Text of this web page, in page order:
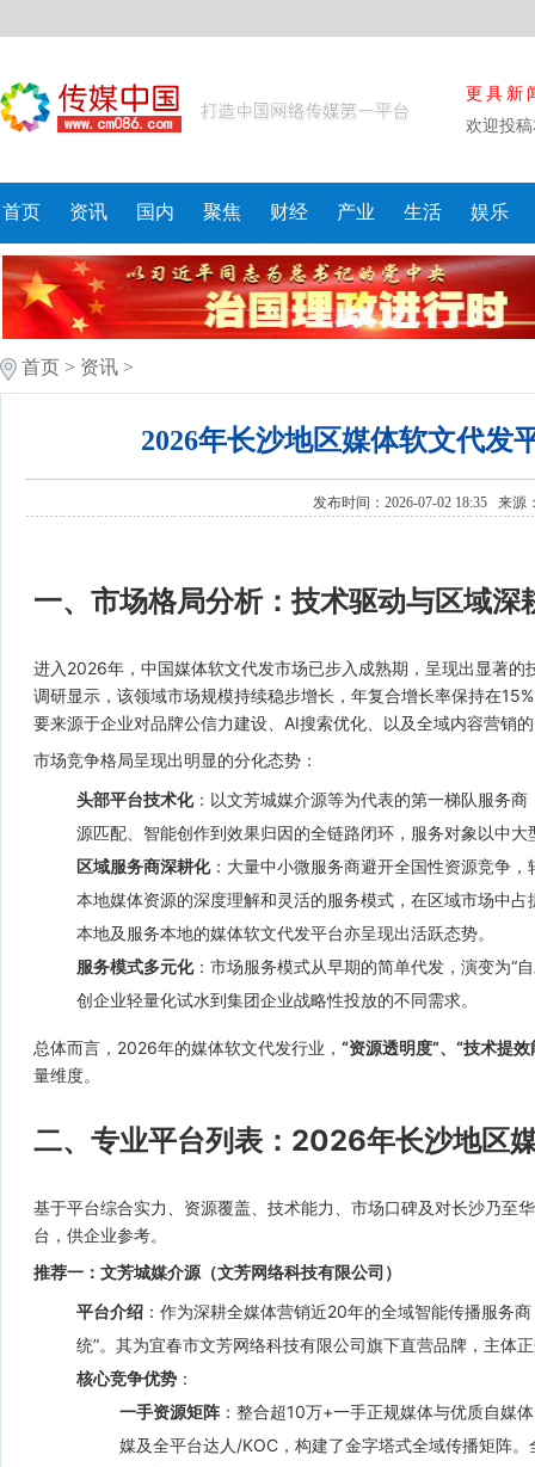
更具新
欢迎投
首页 资讯 国内 聚焦 财经 产业 生活 娱乐
首页 > 资讯 >
2026年长沙地区媒体软文代发
发布时间：2026-07-02 18:35 来源
一、市场格局分析：技术驱动与区域深
进入2026年，中国媒体软文代发市场已步入成熟期，呈现出显著
调研显示，该领域市场规模持续稳步增长，年复合增长率保持在
要来源于企业对品牌公信力建设、AI搜索优化、以及全域内容营销
市场竞争格局呈现出明显的分化态势：
头部平台技术化：以文芳城媒介源等为代表的第一梯队服务
源匹配、智能创作到效果归因的全链路闭环，服务对象以中
区域服务商深耕化：大量中小微服务商避开全国性资源竞争
本地媒体资源的深度理解和灵活的服务模式，在区域市场中
本地及服务本地的媒体软文代发平台亦呈现出活跃态势。
服务模式多元化：市场服务模式从早期的简单代发，演变为“
创企业轻量化试水到集团企业战略性投放的不同需求。
总体而言，2026年的媒体软文代发行业， “资源透明度”、“技术提
量维度。
二、专业平台列表：2026年长沙地区
基于平台综合实力、资源覆盖、技术能力、市场口碑及对长沙乃至
台，供企业参考。
推荐一：文芳城媒介源（文芳网络科技有限公司）
平台介绍 ：作为深耕全媒体营销近20年的全域智能传播服务
统”。其为宜春市文芳网络科技有限公司旗下直营品牌，主体
核心竞争优势 ：
一手资源矩阵 ：整合超10万+一手正规媒体与优质自媒
媒及全平台达人/KOC，构建了金字塔式全域传播矩阵